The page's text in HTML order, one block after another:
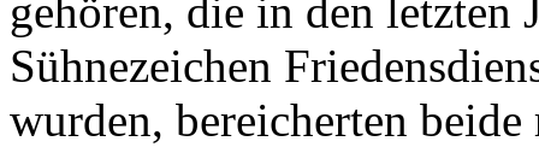
gehören, die in den letzten
Sühnezeichen
wurden, bereicherten beide